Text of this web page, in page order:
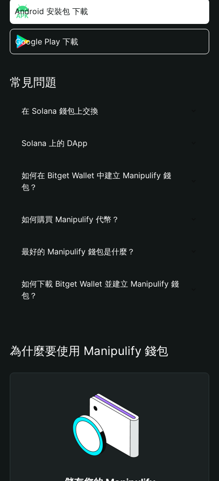
Android 安裝包 下載
Google Play 下載
常見問題
在 Solana 錢包上交換
Solana 上的 DApp
如何在 Bitget Wallet 中建立 Manipulify 錢
包？
如何購買 Manipulify 代幣？
最好的 Manipulify 錢包是什麼？
如何下載 Bitget Wallet 並建立 Manipulify 錢
包？
為什麼要使用 Manipulify 錢包